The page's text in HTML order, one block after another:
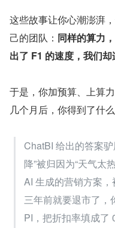
这些故事让你心潮澎湃
己的团队： 同样的算力
出了 F1 的速度，我们
于是，你加预算、上算
几个月后，你得到了什
ChatBI 给出的答案
降”被归因为“天气太
AI 生成的营销方案
三年前就要退市了，
PI，把折扣率填成了